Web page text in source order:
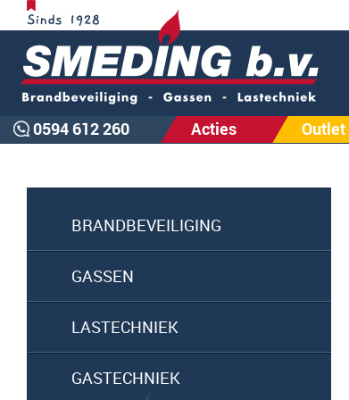
0594 612 260 Acties Outlet
BRANDBEVEILIGING
GASSEN
LASTECHNIEK
GASTECHNIEK